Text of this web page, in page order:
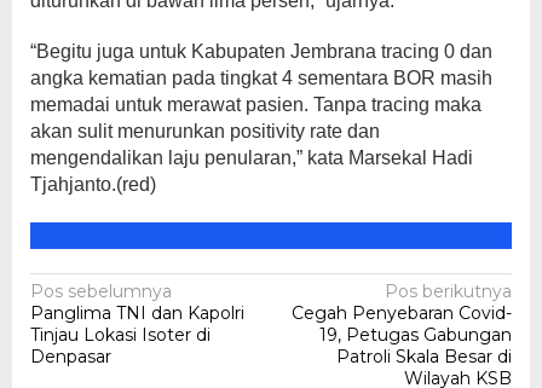
“Begitu juga untuk Kabupaten Jembrana tracing 0 dan
angka kematian pada tingkat 4 sementara BOR masih
memadai untuk merawat pasien. Tanpa tracing maka
akan sulit menurunkan positivity rate dan
mengendalikan laju penularan,” kata Marsekal Hadi
Tjahjanto.(red)
Navigasi
pos
Pos sebelumnya
Panglima TNI dan Kapolri
Tinjau Lokasi Isoter di
Denpasar
Pos berikutnya
Cegah Penyebaran Covid-
19, Petugas Gabungan
Patroli Skala Besar di
Wilayah KSB